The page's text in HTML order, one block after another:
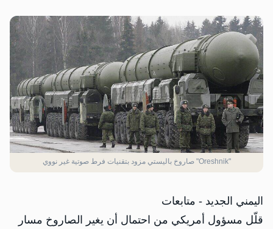
"Oreshnik" صاروخ باليستي مزود بتقنيات فرط صوتية غير نووي
اليمني الجديد - متابعات
قلّل مسؤول أمريكي من احتمال أن يغير الصاروخ مسار